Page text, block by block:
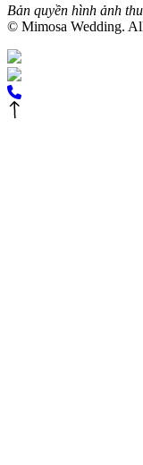
Bản quyền hình ảnh
© Mimosa Wedding.